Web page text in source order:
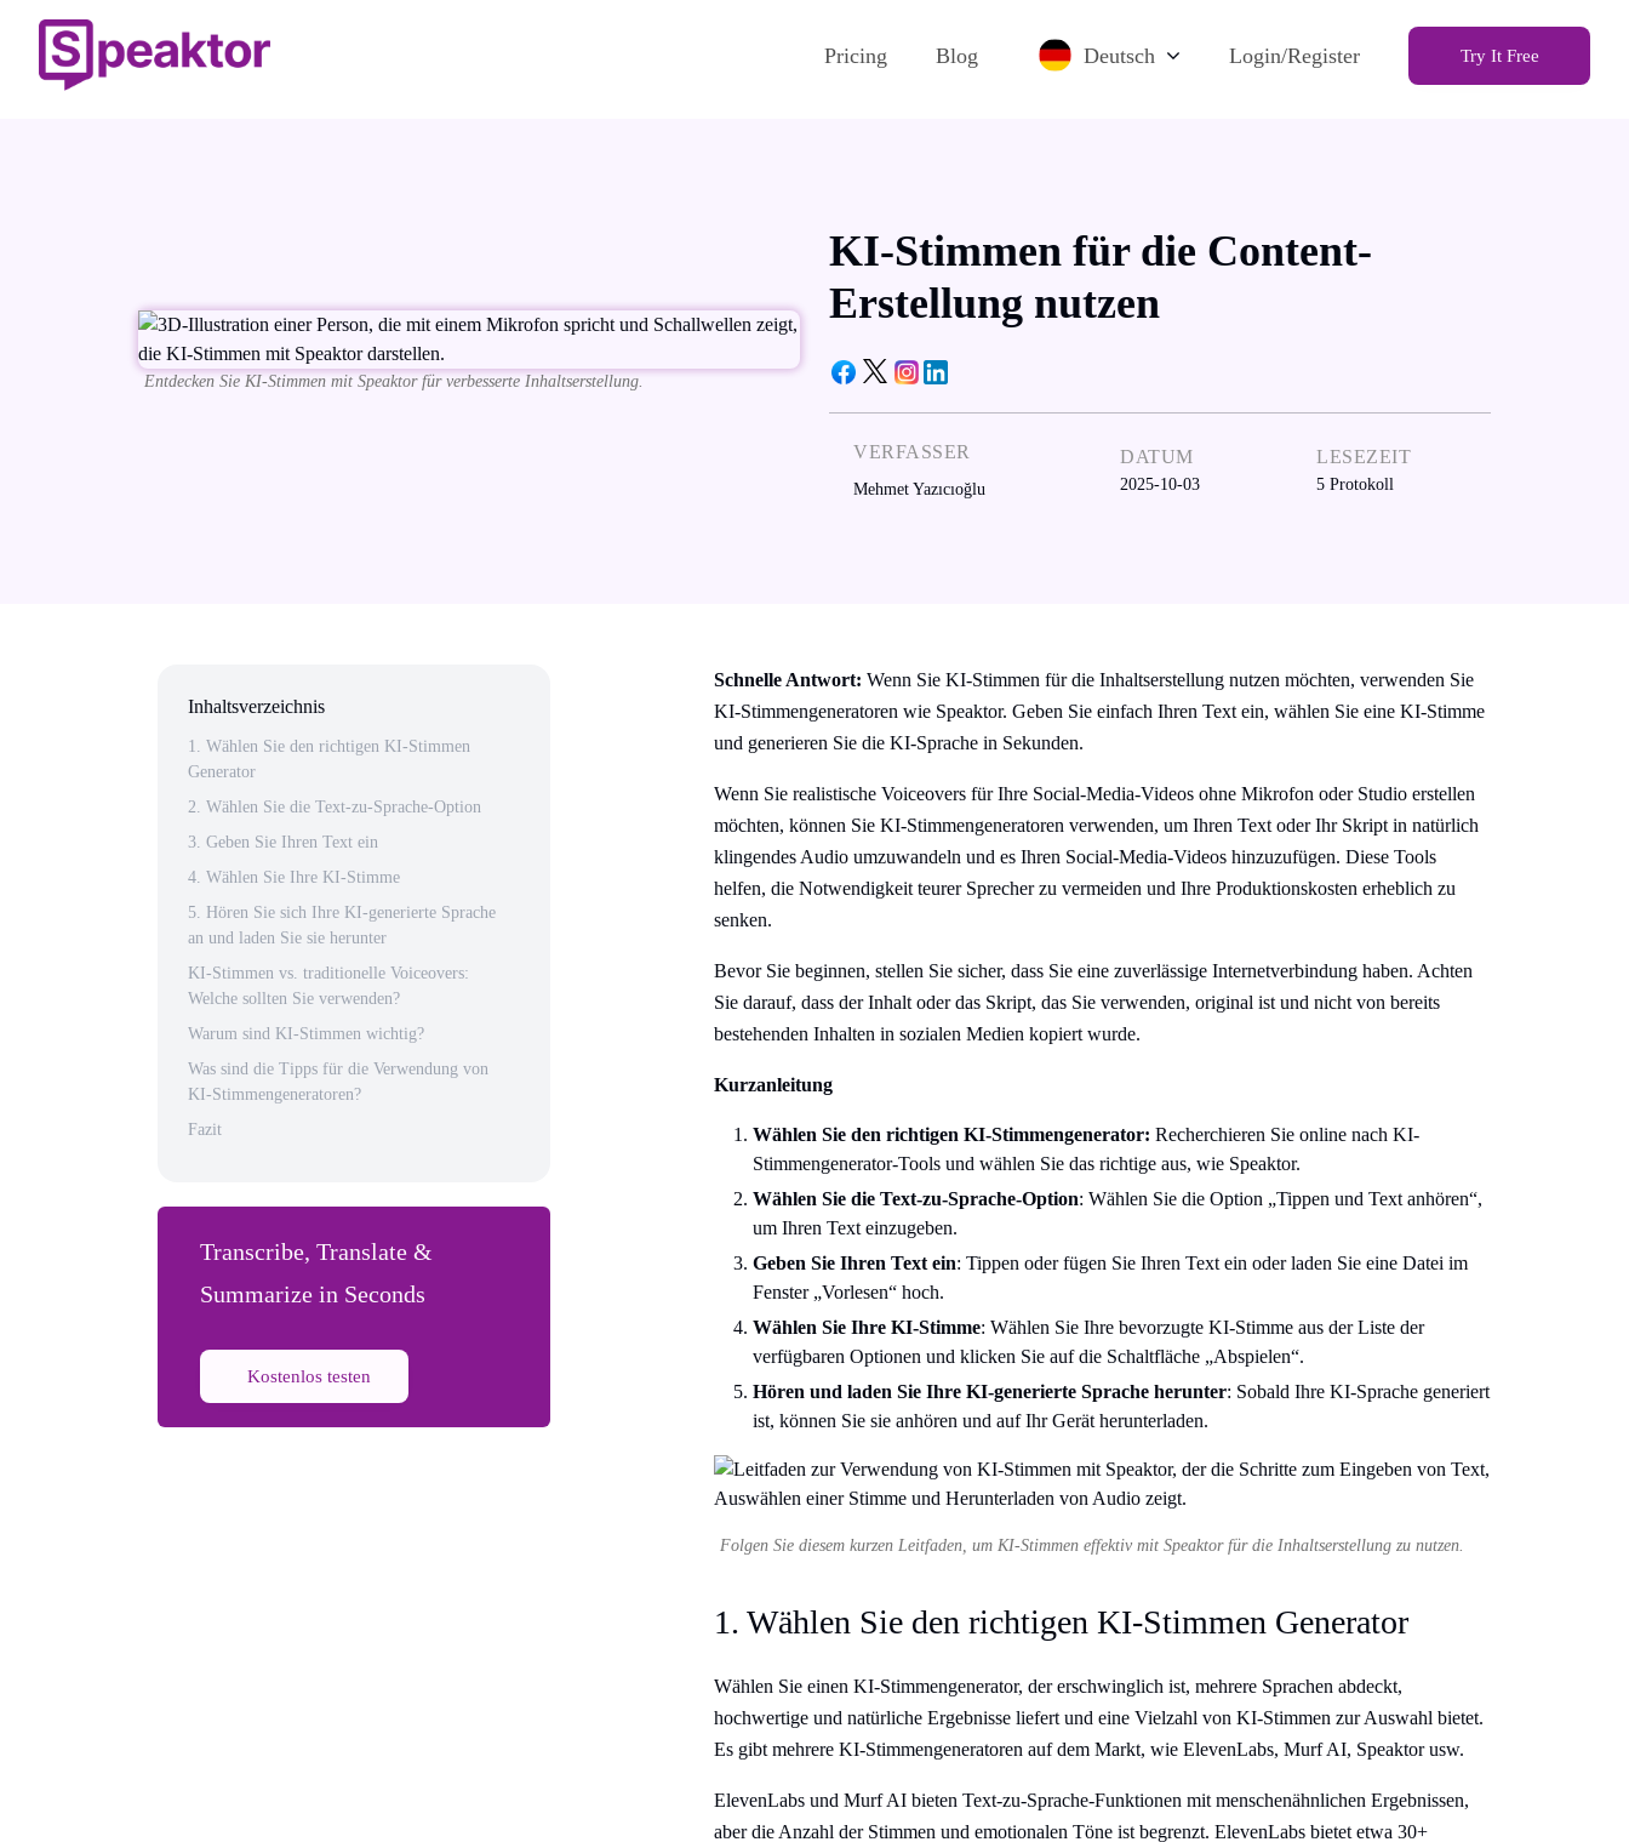
Pricing Blog Deutsch Login/Register Try It Free
Entdecken Sie KI-Stimmen mit Speaktor für verbesserte Inhaltserstellung.
KI-Stimmen für die Content-
Erstellung nutzen
VERFASSER
Mehmet Yazıcıoğlu
DATUM
2025-10-03
LESEZEIT
5 Protokoll
Inhaltsverzeichnis
1. Wählen Sie den richtigen KI-Stimmen
Generator
2. Wählen Sie die Text-zu-Sprache-Option
3. Geben Sie Ihren Text ein
4. Wählen Sie Ihre KI-Stimme
5. Hören Sie sich Ihre KI-generierte Sprache
an und laden Sie sie herunter
KI-Stimmen vs. traditionelle Voiceovers:
Welche sollten Sie verwenden?
Warum sind KI-Stimmen wichtig?
Was sind die Tipps für die Verwendung von
KI-Stimmengeneratoren?
Fazit
Transcribe, Translate &
Summarize in Seconds
Kostenlos testen
Schnelle Antwort: Wenn Sie KI-Stimmen für die Inhaltserstellung nutzen möchten, verwenden Sie
KI-Stimmengeneratoren wie Speaktor. Geben Sie einfach Ihren Text ein, wählen Sie eine KI-Stimme
und generieren Sie die KI-Sprache in Sekunden.
Wenn Sie realistische Voiceovers für Ihre Social-Media-Videos ohne Mikrofon oder Studio erstellen
möchten, können Sie KI-Stimmengeneratoren verwenden, um Ihren Text oder Ihr Skript in natürlich
klingendes Audio umzuwandeln und es Ihren Social-Media-Videos hinzuzufügen. Diese Tools
helfen, die Notwendigkeit teurer Sprecher zu vermeiden und Ihre Produktionskosten erheblich zu
senken.
Bevor Sie beginnen, stellen Sie sicher, dass Sie eine zuverlässige Internetverbindung haben. Achten
Sie darauf, dass der Inhalt oder das Skript, das Sie verwenden, original ist und nicht von bereits
bestehenden Inhalten in sozialen Medien kopiert wurde.
Kurzanleitung
Wählen Sie den richtigen KI-Stimmengenerator: Recherchieren Sie online nach KI-
Stimmengenerator-Tools und wählen Sie das richtige aus, wie Speaktor.
Wählen Sie die Text-zu-Sprache-Option: Wählen Sie die Option „Tippen und Text anhören“,
um Ihren Text einzugeben.
Geben Sie Ihren Text ein: Tippen oder fügen Sie Ihren Text ein oder laden Sie eine Datei im
Fenster „Vorlesen“ hoch.
Wählen Sie Ihre KI-Stimme: Wählen Sie Ihre bevorzugte KI-Stimme aus der Liste der
verfügbaren Optionen und klicken Sie auf die Schaltfläche „Abspielen“.
Hören und laden Sie Ihre KI-generierte Sprache herunter: Sobald Ihre KI-Sprache generiert
ist, können Sie sie anhören und auf Ihr Gerät herunterladen.
Folgen Sie diesem kurzen Leitfaden, um KI-Stimmen effektiv mit Speaktor für die Inhaltserstellung zu nutzen.
1. Wählen Sie den richtigen KI-Stimmen Generator
Wählen Sie einen KI-Stimmengenerator, der erschwinglich ist, mehrere Sprachen abdeckt,
hochwertige und natürliche Ergebnisse liefert und eine Vielzahl von KI-Stimmen zur Auswahl bietet.
Es gibt mehrere KI-Stimmengeneratoren auf dem Markt, wie ElevenLabs, Murf AI, Speaktor usw.
ElevenLabs und Murf AI bieten Text-zu-Sprache-Funktionen mit menschenähnlichen Ergebnissen,
aber die Anzahl der Stimmen und emotionalen Töne ist begrenzt. ElevenLabs bietet etwa 30+